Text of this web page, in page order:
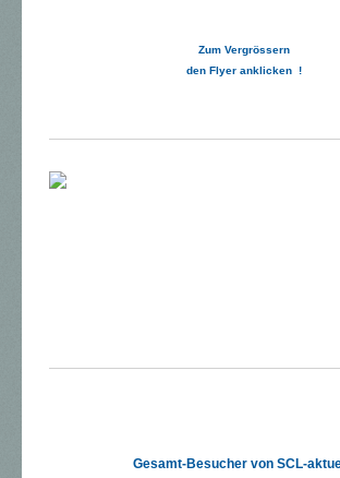
Zum Vergrössern
den Flyer anklicken !
Gesamt-Besucher von SCL-